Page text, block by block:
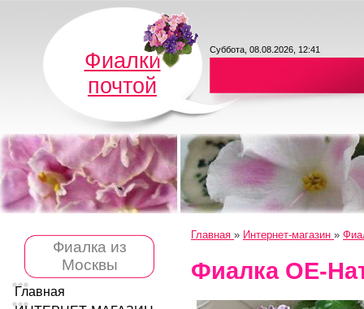
Фиалки
почтой
Суббота, 08.08.2026, 12:41
Фиалка из
Москвы
Главная
Главная » Интернет-магазин »
Фиалка ОЕ-